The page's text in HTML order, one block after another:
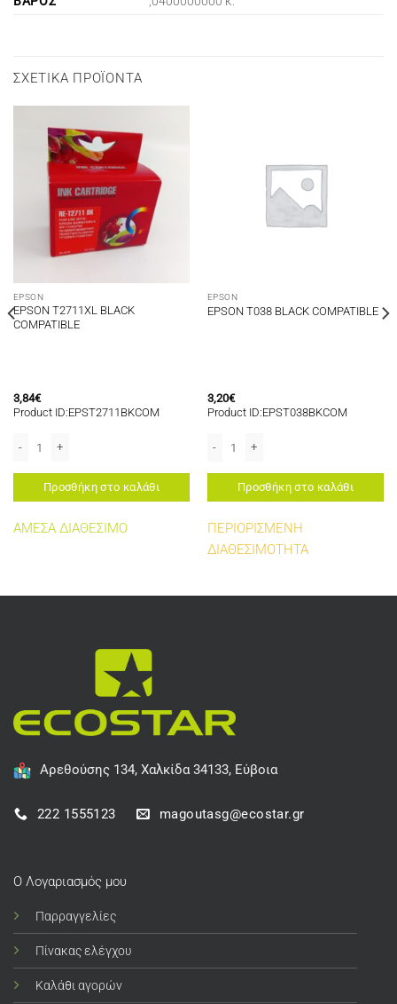
ΣΧΕΤΙΚΆ ΠΡΟΪΌΝΤΑ
EPSON
EPSON T2711XL BLACK
COMPATIBLE
3,84€
Product ID:EPST2711BKCOM
Προσθήκη στο καλάθι
ΑΜΕΣΑ ΔΙΑΘΕΣΙΜΟ
EPSON
EPSON T038 BLACK COMPATIBLE
3,20€
Product ID:EPST038BKCOM
Προσθήκη στο καλάθι
ΠΕΡΙΟΡΙΣΜΕΝΗ
ΔΙΑΘΕΣΙΜΟΤΗΤΑ
Αρεθούσης 134, Χαλκίδα 34133, Εύβοια
222 1555123 magoutasg@ecostar.gr
Ο Λογαριασμός μου
Παρραγγελίες
Πίνακας ελέγχου
Καλάθι αγορών